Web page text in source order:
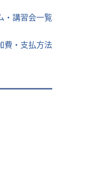
・講習会一覧
費・支払方法